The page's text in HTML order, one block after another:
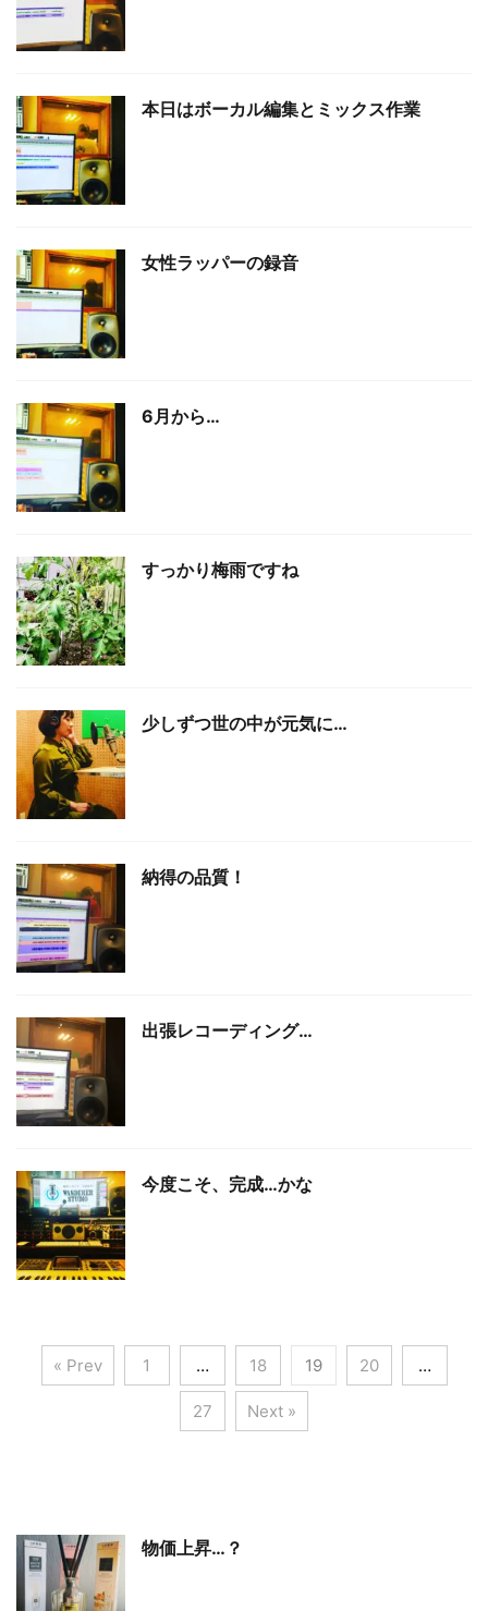
本日はボーカル編集とミックス作業
女性ラッパーの録音
6月から…
すっかり梅雨ですね
少しずつ世の中が元気に…
納得の品質！
出張レコーディング…
今度こそ、完成…かな
« Prev 1 … 18 19 20 …
27 Next »
物価上昇…？